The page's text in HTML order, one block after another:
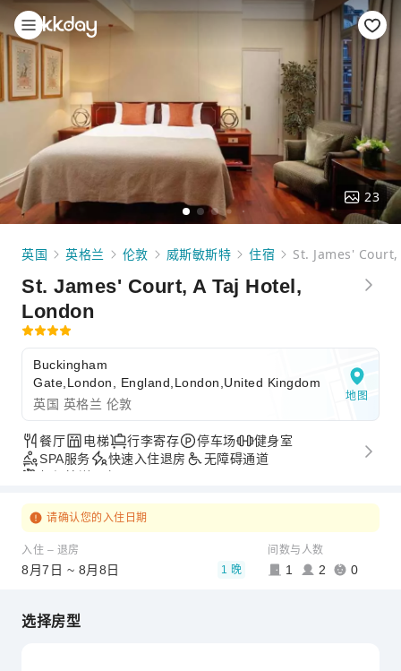
23
英国 英格兰 伦敦 威斯敏斯特 住宿 St. James'
St. James' Court, A Taj Hotel,
London
Buckingham
Gate,London, England,London,United Kingdom
英国 英格兰 伦敦
地图
餐厅 电梯 行李寄存 停车场
健身室
SPA服务
快速入住退房
无障碍通道
请确认您的入住日期
入住 – 退房
8月7日 ~ 8月8日 1 晚
间数与人数
1 2 0
选择房型